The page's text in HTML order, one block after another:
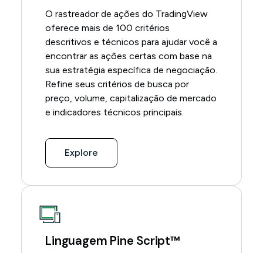
O rastreador de ações do TradingView
oferece mais de 100 critérios
descritivos e técnicos para ajudar você a
encontrar as ações certas com base na
sua estratégia específica de negociação.
Refine seus critérios de busca por
preço, volume, capitalização de mercado
e indicadores técnicos principais.
Explore
Linguagem Pine Script™